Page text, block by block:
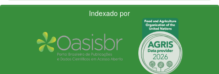
Indexado por